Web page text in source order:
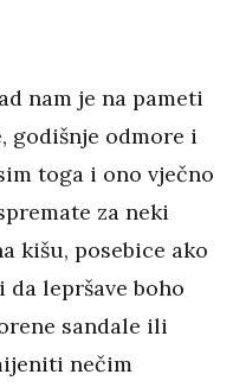
nam je na pameti
godišnje odmore i
toga i ono vječno
za neki
kišu, posebice ako
da lepršave boho
sandale ili
nečim